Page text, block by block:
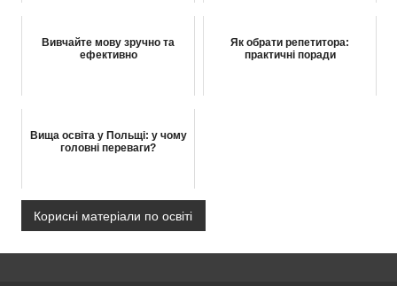
Вивчайте мову зручно та
ефективно
Як обрати репетитора:
практичні поради
Вища освіта у Польщі: у чому
головні переваги?
Корисні матеріали по освіті